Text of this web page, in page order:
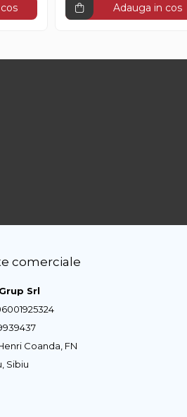
Adauga in cos
comerciale
Srl
Coanda, FN
Sibiu